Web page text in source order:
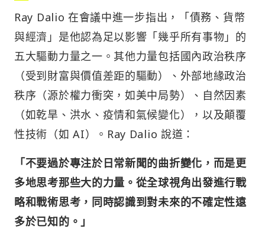
Ray Dalio 在會議中進一步指出，「債務、貨幣
與經濟」是他認為足以影響「幾乎所有事物」的
五大驅動力量之一。其他力量包括國內政治秩序
（受到財富與價值差距的驅動）、外部地緣政治
秩序（源於權力衝突，如美中局勢）、自然因素
（如乾旱、洪水、疫情和氣候變化），以及顛覆
性技術（如 AI）。Ray Dalio 說道：
「不要過於專注於日常新聞的曲折變化，而是更
多地思考那些大的力量。從全球視角出發進行戰
略和戰術思考，同時認識到對未來的不確定性遠
多於已知的。」